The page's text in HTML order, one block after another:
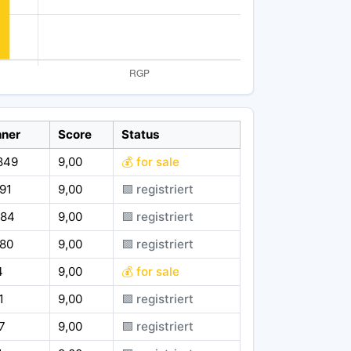
Score
Status
9,00
💰 for sale
9,00
🟪 registriert
9,00
🟪 registriert
9,00
🟪 registriert
9,00
💰 for sale
9,00
🟪 registriert
9,00
🟪 registriert